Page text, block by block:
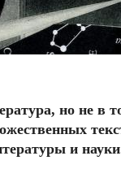
но не в
и